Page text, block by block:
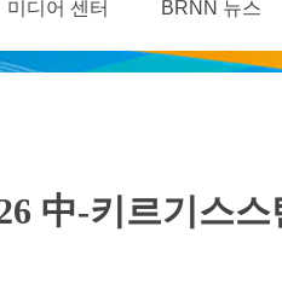
미디어 센터 BRNN 뉴스
中-키르기스